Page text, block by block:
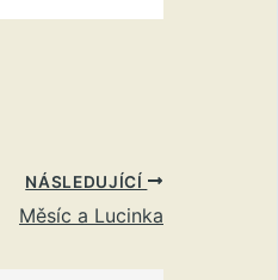
NÁSLEDUJÍCÍ
Měsíc a Lucinka